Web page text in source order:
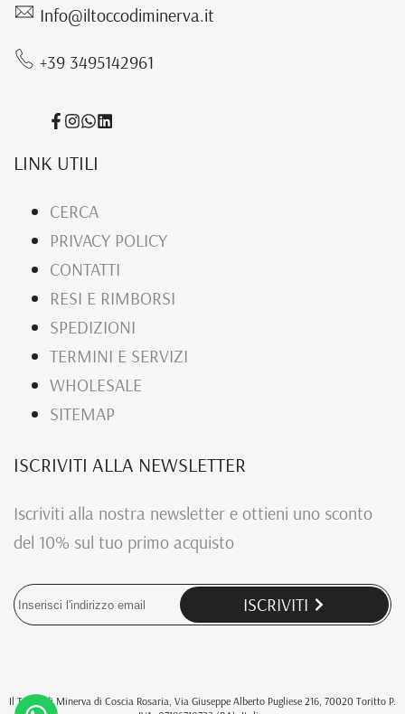
Info@iltoccodiminerva.it
+39 3495142961
Condividi
Facebook
Condividi
Instagram
Translation
it.general.social.links.whatsapp
Translation
LINK UTILI
CERCA
PRIVACY POLICY
CONTATTI
RESI E RIMBORSI
SPEDIZIONI
TERMINI E SERVIZI
WHOLESALE
SITEMAP
ISCRIVITI ALLA NEWSLETTER
Iscriviti alla nostra newsletter e ottieni uno sconto
del 10% sul tuo primo acquisto
ISCRIVITI
Il Tocco di Minerva di Coscia Rosaria, Via Giuseppe Alberto Pugliese 216, 70020 Toritto P.